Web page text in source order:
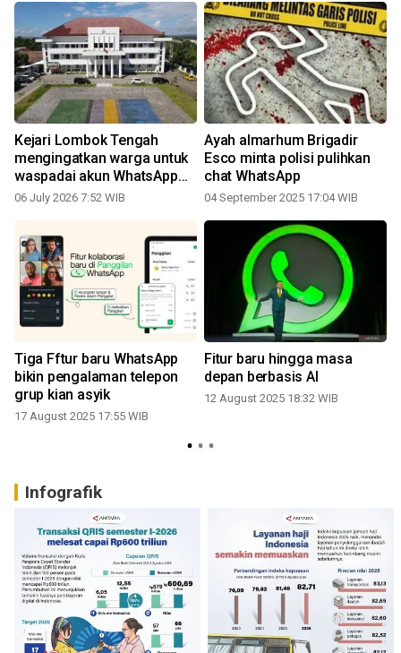
Kejari Lombok Tengah
mengingatkan warga untuk
waspadai akun WhatsApp
palsu
06 July 2026 7:52 WIB
Ayah almarhum Brigadir
Esco minta polisi pulihkan
chat WhatsApp
04 September 2025 17:04 WIB
Tiga Fftur baru WhatsApp
bikin pengalaman telepon
grup kian asyik
17 August 2025 17:55 WIB
Fitur baru hingga masa
depan berbasis AI
12 August 2025 18:32 WIB
Infografik